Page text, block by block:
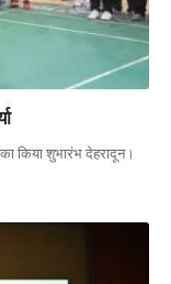
किया शुभारंभ देहरादून।